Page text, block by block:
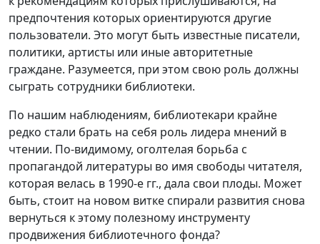
предпочтения которых ориентируются другие
пользователи. Это могут быть известные писатели,
политики, артисты или иные авторитетные
граждане. Разумеется, при этом свою роль должны
сыграть сотрудники библиотеки.
По нашим наблюдениям, библиотекари крайне
редко стали брать на себя роль лидера мнений в
чтении. По-видимому, оголтелая борьба с
пропагандой литературы во имя свободы читателя,
которая велась в 1990-е гг., дала свои плоды. Может
быть, стоит на новом витке спирали развития снова
вернуться к этому полезному инструменту
продвижения библиотечного фонда?